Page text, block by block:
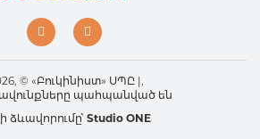
© «Բուկինիստ» ՍՊԸ |,
պահպանված են
ձևավորումը՝ Studio ONE